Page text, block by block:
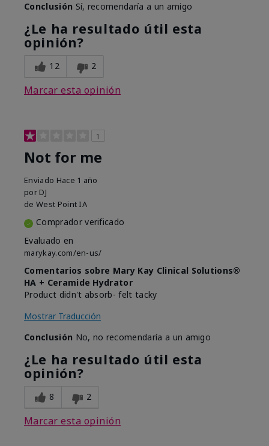
Conclusión Sí, recomendaría a un amigo
¿Le ha resultado útil esta
opinión?
12 2
Marcar esta opinión
1
Not for me
Enviado Hace 1 año
por DJ
de West Point IA
Comprador verificado
Evaluado en
marykay.com/en-us/
Comentarios sobre Mary Kay Clinical Solutions®
HA + Ceramide Hydrator
Product didn't absorb- felt tacky
Mostrar Traducción
Conclusión No, no recomendaría a un amigo
¿Le ha resultado útil esta
opinión?
8 2
Marcar esta opinión